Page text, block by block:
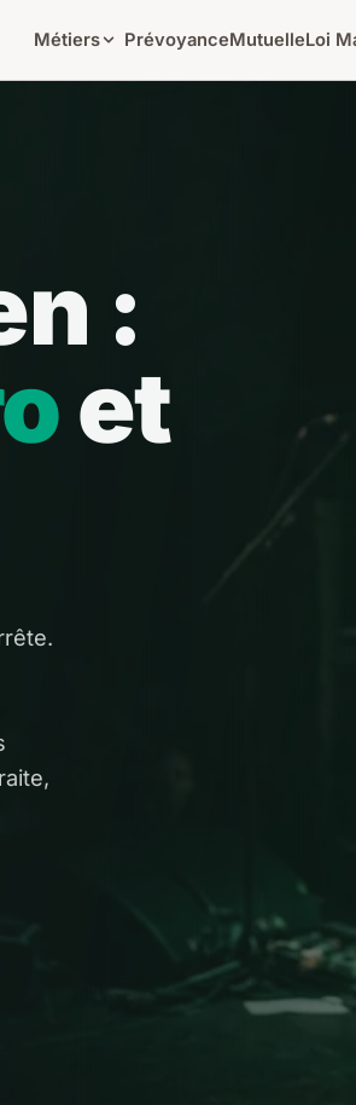
Métiers PrévoyanceMutuelleLoi
:
et